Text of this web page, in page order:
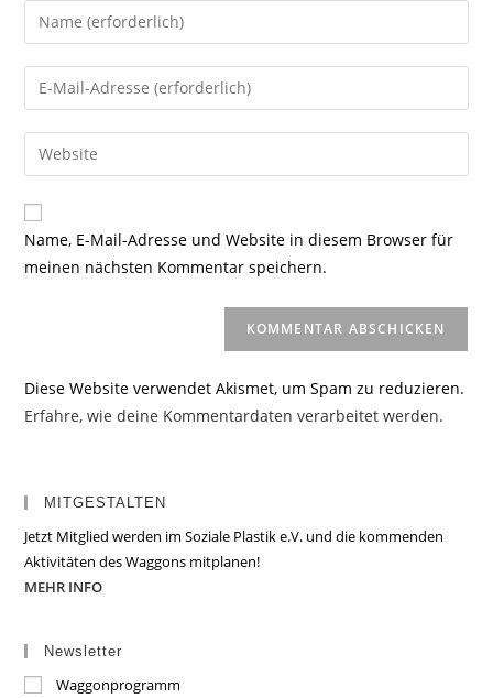
Gib
deinen
Namen
oder
zum
Kommentieren
ein
Gib
deine
E-
Mail-
zum
Kommentieren
ein
Gib
deine
Website-
URL
Name, E-Mail-Adresse und Website in diesem Browser für
meinen nächsten Kommentar speichern.
Diese Website verwendet Akismet, um Spam zu reduzieren.
Erfahre, wie deine Kommentardaten verarbeitet werden.
MITGESTALTEN
Jetzt Mitglied werden im Soziale Plastik e.V. und die kommenden
Aktivitäten des Waggons mitplanen!
MEHR INFO
Newsletter
Waggonprogramm